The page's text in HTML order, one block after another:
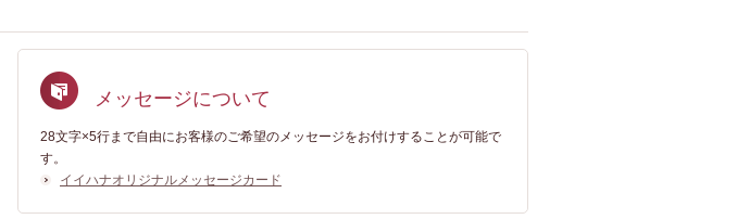
メッセージについて
28文字×5行まで自由にお客様のご希望のメッセージをお付けすることが可能で
す。
イイハナオリジナルメッセージカード